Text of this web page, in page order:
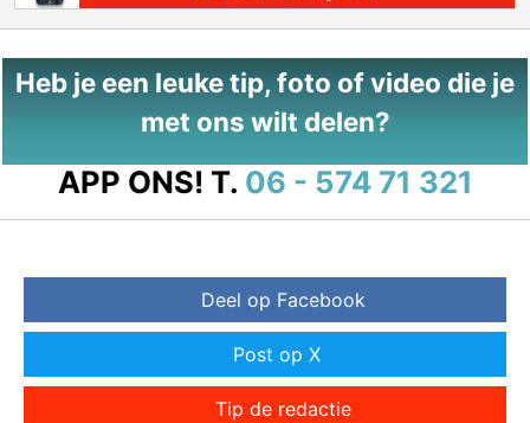
Heb je een leuke tip, foto of video die je
met ons wilt delen?
APP ONS! T. 06 - 574 71 321
Deel op Facebook
Post op X
Tip de redactie